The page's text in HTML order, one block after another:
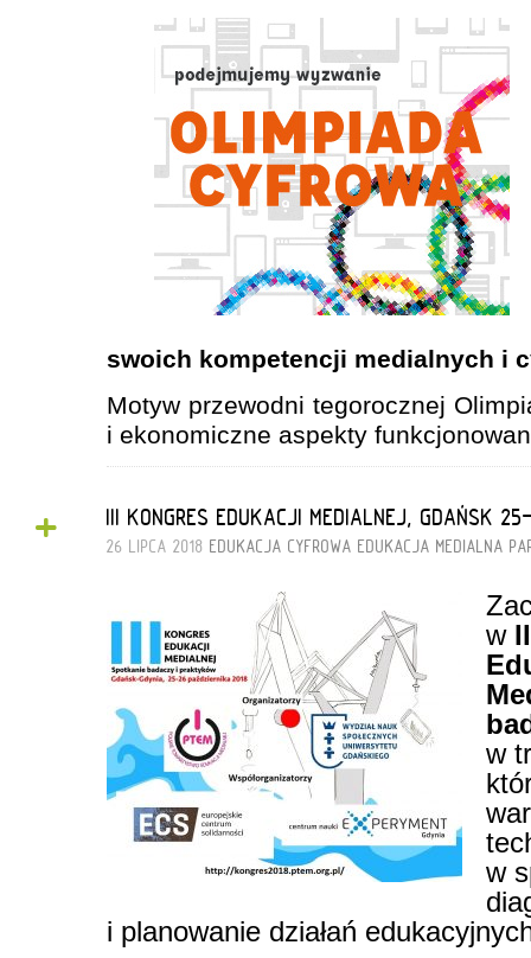
swoich kompetencji medialnych i
Motyw przewodni tegorocznej
i ekonomiczne aspekty
+ III KONGRES EDUKACJI MEDIALNEJ, GDAŃSK
26 LIPCA 2018 EDUKACJA CYFROWA EDUKACJA MEDIALNA
w
w
w
i planowanie działań